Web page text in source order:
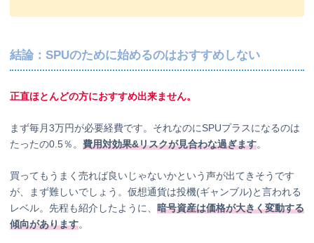
結論：SPUのために始めるのはおすすめしない
正直ほとんどの方におすすめ出来ません。
まず毎月3万円が必要経費です。それなのにSPUプラスになるのは
たったの0.5％。 費用対効果&リスクが見合わな過ぎます。
買ってもうまく売れば良いじゃないかという声が出てきそうです
が、まず難しいでしょう。仮想通貨は投機(ギャンブル)と言われる
レベル。先程も紹介したように、 暗号資産は価格が大きく変動する
傾向があります。